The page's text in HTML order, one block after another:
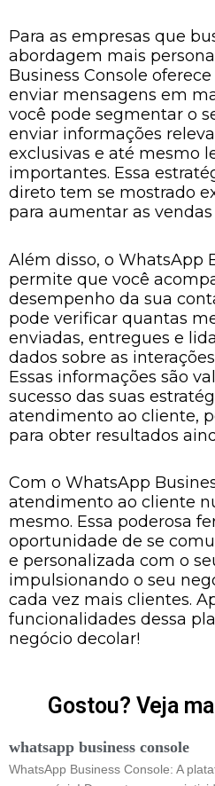
Para as empresas que
abordagem mais
Business Console
enviar mensagens em
você pode segmentar o
enviar informações
exclusivas e até mesmo
importantes. Essa
direto tem se mostrado
para aumentar as
Além disso, o WhatsApp
permite que você
desempenho da sua
pode verificar quantas
enviadas, entregues e
dados sobre as
Essas informações são
sucesso das suas
atendimento ao cliente,
para obter resultados
Com o WhatsApp
atendimento ao cliente
mesmo. Essa poderosa
oportunidade de se
e personalizada com o
impulsionando o seu
cada vez mais clientes.
funcionalidades dessa
negócio decolar!
Gostou? Veja
whatsapp business console
WhatsApp Business Console: A